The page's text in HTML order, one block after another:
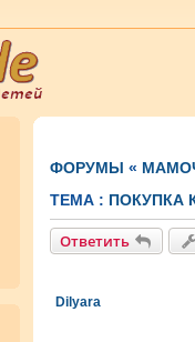
ФОРУМЫ «
ТЕМА : ПОКУПКА
Ответить
Dilyara